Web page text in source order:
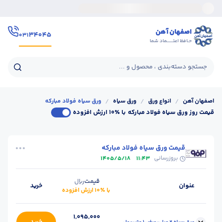
اصفهان آهن
حـافظ اعتــــــماد شما
۳۴۰۴۵۰۳۱
جستجو دسته‌بندی ، محصول و ...
اصفهان آهن / انواع ورق / ورق سیاه / ورق سیاه فولاد مبارکه
قیمت روز ورق سیاه فولاد مبارکه با ٪۱۰ ارزش افزوده
قیمت ورق سیاه فولاد مبارکه
بروزرسانی 11:43
1405/5/18
عنوان قیمتریال
با ٪۱۰ ارزش افزوده
خرید
1,095,000